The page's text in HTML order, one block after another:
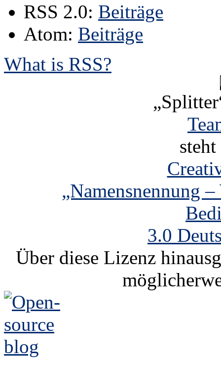
RSS 2.0: Beiträge
Atom: Beiträge
What is RSS?
„Namensnennung
3.0
Über diese Lizenz